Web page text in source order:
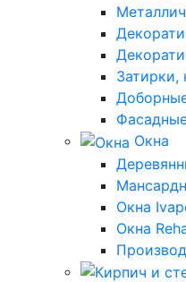
Затирки,
Окна
Окна
Окна